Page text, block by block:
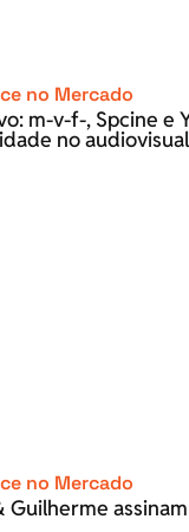
no Mercado
m-v-f-, Spcine e
no audiovisual
no Mercado
Guilherme